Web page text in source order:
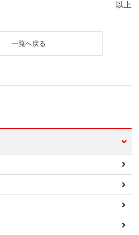
以上
一覧へ戻る